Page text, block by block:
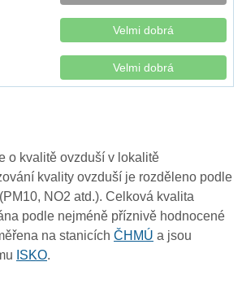
Velmi dobrá
Velmi dobrá
o kvalitě ovzduší v lokalitě
kvality ovzduší je rozděleno podle
NO2 atd.). Celková kvalita
podle nejméně příznivě hodnocené
na stanicích ČHMÚ a jsou
ISKO.